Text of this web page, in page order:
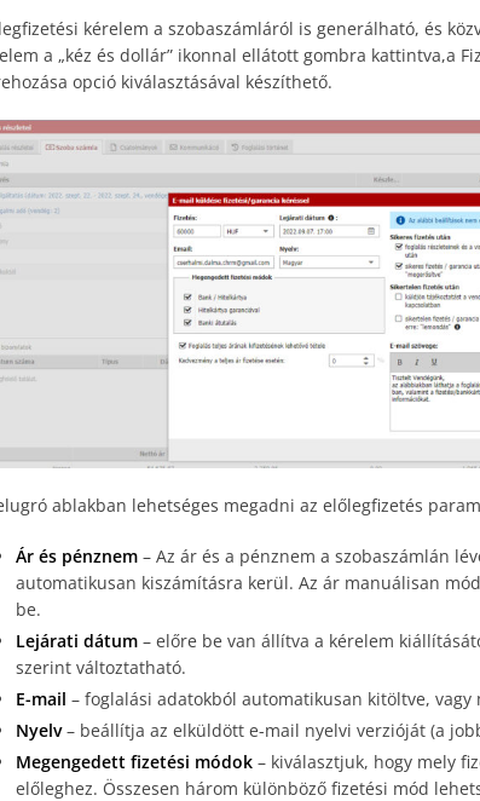
kérelem a szobaszámláról is generálható, és
a „kéz és dollár” ikonnal ellátott gombra kattintva,a
opció kiválasztásával készíthető.
ablakban lehetséges megadni az előlegfizetés
Ár és pénznem– Az ár és a pénznem a szobaszámlán
automatikusan kiszámításra kerül. Az ár manuálisan
be.
Lejárati dátum– előre be van állítva a kérelem
szerint változtatható.
E-mail – foglalási adatokból automatikusan kitöltve,
Nyelv– beállítja az elküldött e-mail nyelvi verzióját (a
Megengedett fizetési módok– kiválasztjuk, hogy mely
előleghez. Összesen három különböző fizetési mód